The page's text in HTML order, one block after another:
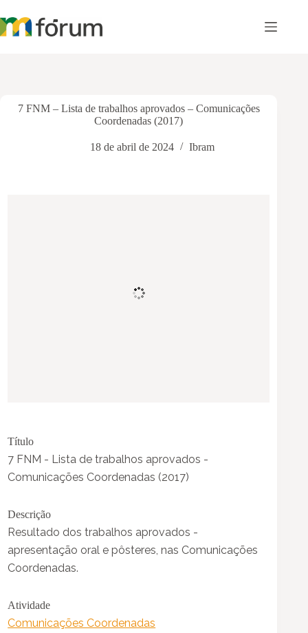
para
o
7 FNM – Lista de trabalhos aprovados – Comunicações
Coordenadas (2017)
18 de abril de 2024 Ibram
Título
7 FNM - Lista de trabalhos aprovados -
Comunicações Coordenadas (2017)
Descrição
Resultado dos trabalhos aprovados -
apresentação oral e pôsteres, nas Comunicações
Coordenadas.
Atividade
Comunicações Coordenadas